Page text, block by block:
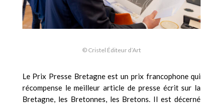
© Cristel Éditeur d’Art
Le Prix Presse Bretagne est un prix francophone qui
récompense le meilleur article de presse écrit sur la
Bretagne, les Bretonnes, les Bretons. Il est décerné